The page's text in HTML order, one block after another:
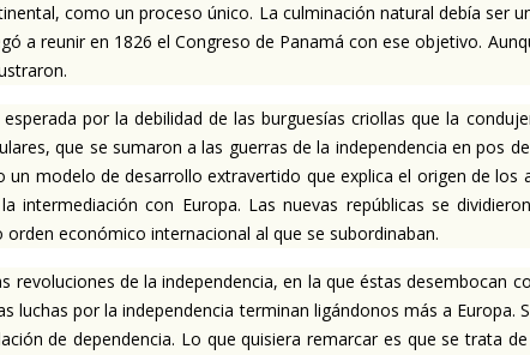
como un proceso único. La culminación natural debía ser
a reunir en 1826 el Congreso de Panamá con ese objetivo.
por la debilidad de las burguesías criollas que la
que se sumaron a las guerras de la independencia en pos
modelo de desarrollo extravertido que explica el origen de los
con Europa. Las nuevas repúblicas se
económico internacional al que se subordinaban.
revoluciones de la independencia, en la que éstas desembocan
luchas por la independencia terminan ligándonos más a Europa.
de dependencia. Lo que quisiera remarcar es que se trata